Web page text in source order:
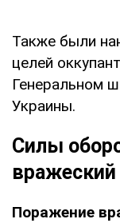
Также были
целей
Генеральном
Украины.
Силы
вражеский
Поражение